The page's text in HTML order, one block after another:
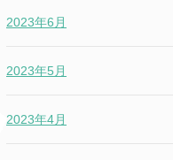
2023年6月
2023年5月
2023年4月